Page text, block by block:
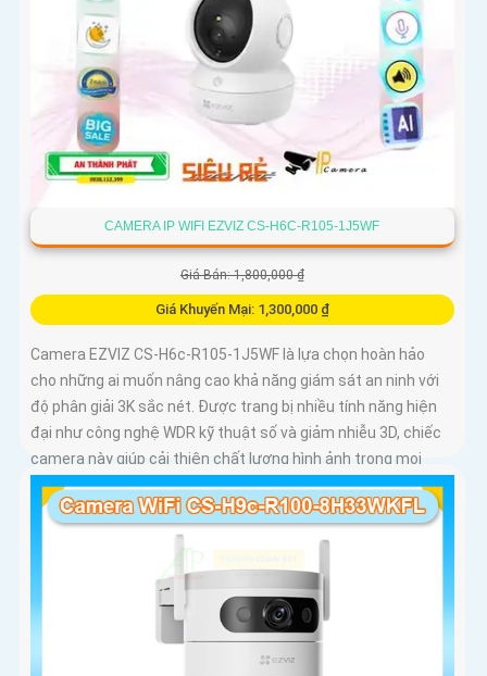
CAMERA IP WIFI EZVIZ CS-H6C-R105-1J5WF
Giá Bán: 1,800,000 ₫
Giá Khuyến Mại: 1,300,000 ₫
Camera EZVIZ CS-H6c-R105-1J5WF là lựa chọn hoàn hảo
cho những ai muốn nâng cao khả năng giám sát an ninh với
độ phân giải 3K sắc nét. Được trang bị nhiều tính năng hiện
đại như công nghệ WDR kỹ thuật số và giảm nhiễu 3D, chiếc
camera này giúp cải thiện chất lượng hình ảnh trong mọi
điều kiện ánh sáng